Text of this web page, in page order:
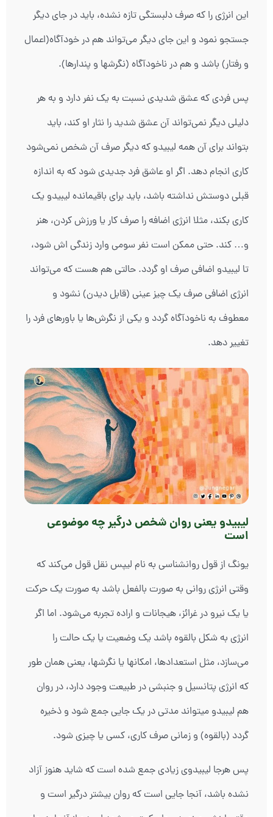
این انرژی را که صرف دلبستگی تازه نشده، باید در جای دیگر
جستجو نمود و این جای دیگر می‌تواند هم در خودآگاه(اعمال
و رفتار) باشد و هم در ناخودآگاه (نگرشها و پندارها).
پس فردی که عشق شدیدی نسبت به یک نفر دارد و به هر
دلیلی دیگر نمی‌تواند آن عشق شدید را نثار او کند، باید
بتواند برای آن همه لیبیدو که دیگر صرف آن شخص نمی‌شود
کاری انجام دهد. اگر او عاشق فرد جدیدی شود که به اندازه
قبلی دوستش نداشته باشد، باید برای باقیمانده لیبیدو یک
کاری بکند، مثلا انرژی اضافه را صرف کار یا ورزش کردن، هنر
و… کند. حتی ممکن است نفر سومی وارد زندگی اش شود،
تا لیبیدو اضافی صرف او گردد. حالتی هم هست که می‌تواند
انرژی اضافی صرف یک چیز عینی (قابل دیدن) نشود و
معطوف به ناخودآگاه گردد و یکی از نگرش‌ها یا باورهای فرد را
تغییر دهد.
لیبیدو یعنی روان شخص درگیر چه موضوعی
است
یونگ از قول روانشناسی به نام لیپس نقل قول می‌کند که
وقتی انرژی روانی به صورت بالفعل باشد به صورت یک حرکت
یا یک نیرو در غرائز، هیجانات و اراده تجربه می‌شود. اما اگر
انرژی به شکل بالقوه باشد یک وضعیت یا یک حالت را
می‌سازد، مثل استعدادها، امکانها یا نگرشها، یعنی همان طور
که انرژی پتانسیل و جنبشی در طبیعت وجود دارد، در روان
هم لیبیدو میتواند مدتی در یک جایی جمع شود و ذخیره
گردد (بالقوه) و زمانی صرف کاری، کسی یا چیزی شود.
پس هرجا لیبیدوی زیادی جمع شده است که شاید هنوز آزاد
نشده باشد، آنجا جایی است که روان بیشتر درگیر است و